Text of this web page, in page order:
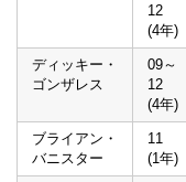
12
(4年)
ディッキー・
ゴンザレス
09～
12
(4年)
ブライアン・
バニスター
11
(1年)